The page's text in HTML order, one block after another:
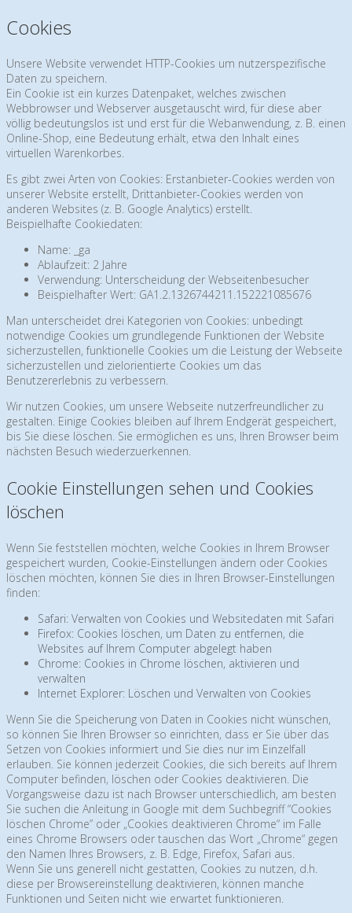
Cookies
Unsere Website verwendet HTTP-Cookies um nutzerspezifische
Daten zu speichern.
Ein Cookie ist ein kurzes Datenpaket, welches zwischen
Webbrowser und Webserver ausgetauscht wird, für diese aber
völlig bedeutungslos ist und erst für die Webanwendung, z. B. einen
Online-Shop, eine Bedeutung erhält, etwa den Inhalt eines
virtuellen Warenkorbes.
Es gibt zwei Arten von Cookies: Erstanbieter-Cookies werden von
unserer Website erstellt, Drittanbieter-Cookies werden von
anderen Websites (z. B. Google Analytics) erstellt.
Beispielhafte Cookiedaten:
Name: _ga
Ablaufzeit: 2 Jahre
Verwendung: Unterscheidung der Webseitenbesucher
Beispielhafter Wert: GA1.2.1326744211.152221085676
Man unterscheidet drei Kategorien von Cookies: unbedingt
notwendige Cookies um grundlegende Funktionen der Website
sicherzustellen, funktionelle Cookies um die Leistung der Webseite
sicherzustellen und zielorientierte Cookies um das
Benutzererlebnis zu verbessern.
Wir nutzen Cookies, um unsere Webseite nutzerfreundlicher zu
gestalten. Einige Cookies bleiben auf Ihrem Endgerät gespeichert,
bis Sie diese löschen. Sie ermöglichen es uns, Ihren Browser beim
nächsten Besuch wiederzuerkennen.
Cookie Einstellungen sehen und Cookies
löschen
Wenn Sie feststellen möchten, welche Cookies in Ihrem Browser
gespeichert wurden, Cookie-Einstellungen ändern oder Cookies
löschen möchten, können Sie dies in Ihren Browser-Einstellungen
finden:
Safari: Verwalten von Cookies und Websitedaten mit Safari
Firefox: Cookies löschen, um Daten zu entfernen, die
Websites auf Ihrem Computer abgelegt haben
Chrome: Cookies in Chrome löschen, aktivieren und
verwalten
Internet Explorer: Löschen und Verwalten von Cookies
Wenn Sie die Speicherung von Daten in Cookies nicht wünschen,
so können Sie Ihren Browser so einrichten, dass er Sie über das
Setzen von Cookies informiert und Sie dies nur im Einzelfall
erlauben. Sie können jederzeit Cookies, die sich bereits auf Ihrem
Computer befinden, löschen oder Cookies deaktivieren. Die
Vorgangsweise dazu ist nach Browser unterschiedlich, am besten
Sie suchen die Anleitung in Google mit dem Suchbegriff “Cookies
löschen Chrome” oder „Cookies deaktivieren Chrome“ im Falle
eines Chrome Browsers oder tauschen das Wort „Chrome“ gegen
den Namen Ihres Browsers, z. B. Edge, Firefox, Safari aus.
Wenn Sie uns generell nicht gestatten, Cookies zu nutzen, d.h.
diese per Browsereinstellung deaktivieren, können manche
Funktionen und Seiten nicht wie erwartet funktionieren.